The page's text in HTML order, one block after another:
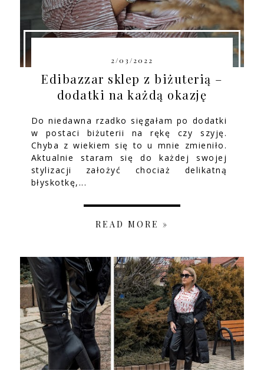
2/03/2022
Edibazzar sklep z biżuterią –
dodatki na każdą okazję
Do niedawna rzadko sięgałam po dodatki
w postaci biżuterii na rękę czy szyję.
Chyba z wiekiem się to u mnie zmieniło.
Aktualnie staram się do każdej swojej
stylizacji założyć chociaż delikatną
błyskotkę,...
READ MORE »